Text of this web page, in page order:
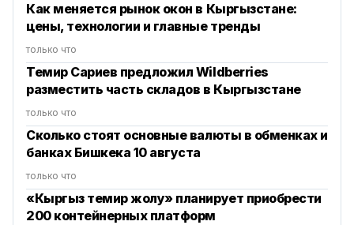
Как меняется рынок окон в Кыргызстане:
цены, технологии и главные тренды
только что
Темир Сариев предложил Wildberries
разместить часть складов в Кыргызстане
только что
Сколько стоят основные валюты в обменках и
банках Бишкека 10 августа
только что
«Кыргыз темир жолу» планирует приобрести
200 контейнерных платформ